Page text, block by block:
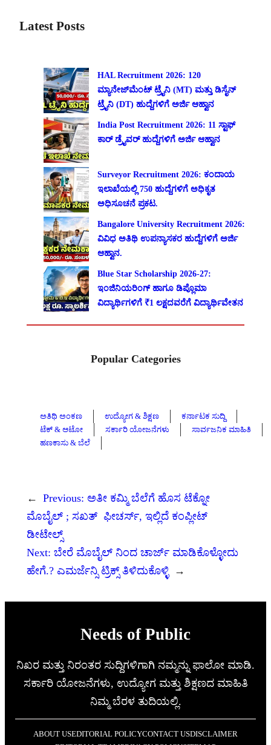
Latest Posts
HAL Recruitment 2026: 120
ಮ್ಯಾನೇಜ್‌ಮೆಂಟ್ ಟ್ರೈನಿ (MT) ಮತ್ತು ಡಿಸೈನ್
ಟ್ರೈನಿ (DT) ಹುದ್ದೆಗಳಿಗೆ ಅರ್ಜಿ ಆಹ್ವಾನ
India Post Recruitment 2026: 11 ಸ್ಟಾಫ್
ಕಾರ್ ಡ್ರೈವರ್ ಹುದ್ದೆಗಳಿಗೆ ಅರ್ಜಿ ಆಹ್ವಾನ
Surveyor Recruitment 2026: ಕಂದಾಯ
ಇಲಾಖೆಯಲ್ಲಿ 750 ಹುದ್ದೆಗಳಿಗೆ ಅಧಿಕೃತ
ಅಧಿಸೂಚನೆ ಪ್ರಕಟ.
Bangalore University Recruitment 2026:
ವಿವಿಧ ಅತಿಥಿ ಉಪನ್ಯಾಸಕರ ಹುದ್ದೆಗಳಿಗೆ ಅರ್ಜಿ
ಆಹ್ವಾನ.
Blue Star Scholarship 2026-27:
ಇಂಜಿನಿಯರಿಂಗ್ ಹಾಗೂ ಡಿಪ್ಲೊಮಾ
ವಿದ್ಯಾರ್ಥಿಗಳಿಗೆ ₹1 ಲಕ್ಷದವರೆಗೆ ವಿದ್ಯಾರ್ಥಿವೇತನ
Popular Categories
ಅತಿಥಿ ಅಂಕಣ ಉದ್ಯೋಗ & ಶಿಕ್ಷಣ
ಕರ್ನಾಟಕ ಸುದ್ದಿ
ಟೆಕ್ & ಆಟೋ
ಸರ್ಕಾರಿ ಯೋಜನೆಗಳು
ಸಾರ್ವಜನಿಕ ಮಾಹಿತಿ
ಹಣಕಾಸು & ಬೆಲೆ
← Previous: ಅತೀ ಕಮ್ಮಿ ಬೆಲೆಗೆ ಹೊಸ ಟೆಕ್ನೋ
ಮೊಬೈಲ್ ; ಸಖತ್ ಫೀಚರ್ಸ್‌, ಇಲ್ಲಿದೆ ಕಂಪ್ಲೀಟ್
ಡೀಟೇಲ್ಸ್
Next: ಬೇರೆ ಮೊಬೈಲ್ ನಿಂದ ಚಾರ್ಜ್ ಮಾಡಿಕೊಳ್ಳೋದು
ಹೇಗೆ.? ಎಮರ್ಜೆನ್ಸಿ ಟ್ರಿಕ್ಸ್ ತಿಳಿದುಕೊಳ್ಳಿ →
Needs of Public
ನಿಖರ ಮತ್ತು ನಿರಂತರ ಸುದ್ದಿಗಳಿಗಾಗಿ ನಮ್ಮನ್ನು ಫಾಲೋ ಮಾಡಿ.
ಸರ್ಕಾರಿ ಯೋಜನೆಗಳು, ಉದ್ಯೋಗ ಮತ್ತು ಶಿಕ್ಷಣದ ಮಾಹಿತಿ
ನಿಮ್ಮ ಬೆರಳ ತುದಿಯಲ್ಲಿ.
ABOUT USEDITORIAL POLICYCONTACT USDISCLAIMER